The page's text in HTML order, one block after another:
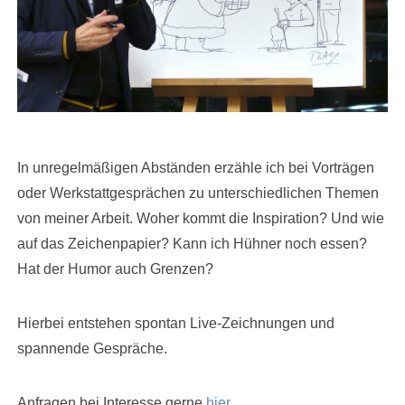
In unregelmäßigen Abständen erzähle ich bei Vorträgen
oder Werkstattgesprächen zu unterschiedlichen Themen
von meiner Arbeit. Woher kommt die Inspiration? Und wie
auf das Zeichenpapier? Kann ich Hühner noch essen?
Hat der Humor auch Grenzen?
Hierbei entstehen spontan Live-Zeichnungen und
spannende Gespräche.